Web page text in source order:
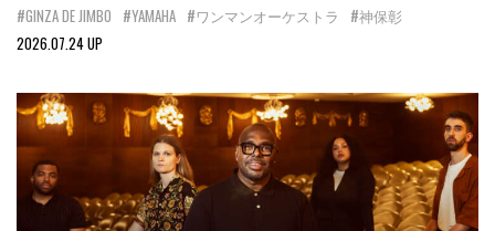
#GINZA DE JIMBO #YAMAHA #ワンマンオーケストラ
#神保彰
2026.07.24 UP